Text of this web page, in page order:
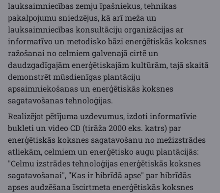
lauksaimniecības zemju īpašniekus, tehnikas
pakalpojumu sniedzējus, kā arī meža un
lauksaimniecības konsultāciju organizācijas ar
informatīvo un metodisko bāzi enerģētiskās koksnes
ražošanai no celmiem galvenajā cirtē un
daudzgadīgajām enerģētiskajām kultūrām, tajā skaitā
demonstrēt mūsdienīgas plantāciju
apsaimniekošanas un enerģētiskās koksnes
sagatavošanas tehnoloģijas.
Realizējot pētījuma uzdevumus, izdoti informatīvie
bukleti un video CD (tirāža 2000 eks. katrs) par
enerģētiskās koksnes sagatavošanu no mežizstrādes
atliekām, celmiem un enerģētisko augu plantācijās:
"Celmu izstrādes tehnoloģijas enerģētiskās koksnes
sagatavošanai", "Kas ir hibrīdā apse" par hibrīdās
apses audzēšana īscirtmeta enerģētiskās koksnes